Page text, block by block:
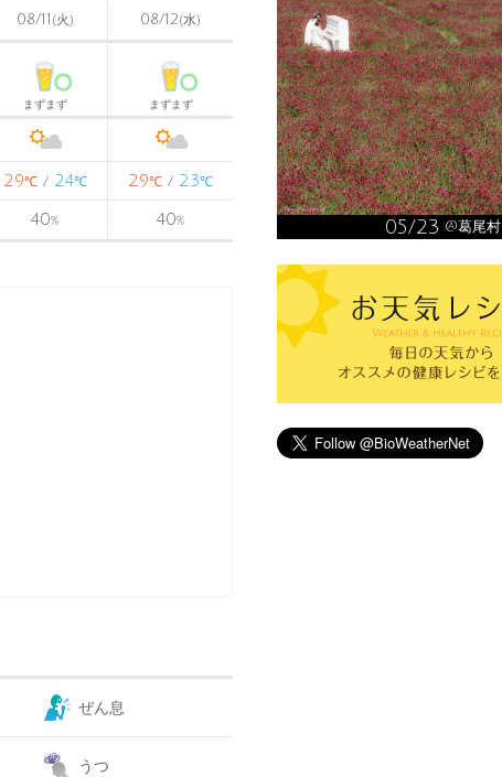
08/11 (火) 08/12(水)
まずまず まずまず
29℃/ 24℃ 29℃ / 23℃
40% 40%
ぜん息
うつ
05/23 @葛尾村